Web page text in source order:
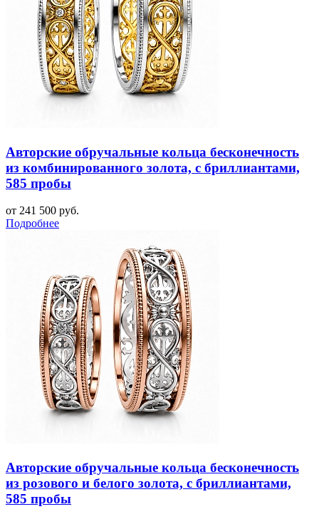
Авторские обручальные кольца бесконечность
из комбинированного золота, с бриллиантами,
585 пробы
от 241 500 руб.
Подробнее
Авторские обручальные кольца бесконечность
из розового и белого золота, с бриллиантами,
585 пробы